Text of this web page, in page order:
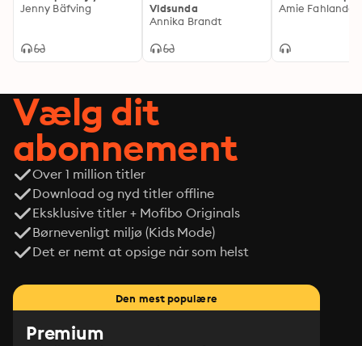
Jenny Bäfving
Vidsunda
Annika Brandt
Amie Fahlander
Vælg dit
abonnement
Over 1 million titler
Download og nyd titler offline
Eksklusive titler + Mofibo Originals
Børnevenligt miljø (Kids Mode)
Det er nemt at opsige når som helst
Den mest populære
Premium